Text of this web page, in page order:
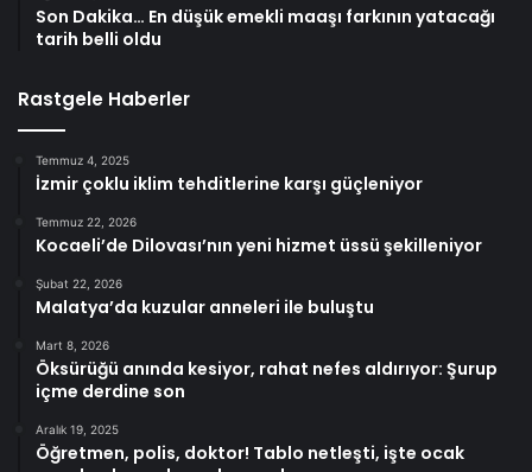
Son Dakika… En düşük emekli maaşı farkının yatacağı
tarih belli oldu
Rastgele Haberler
Temmuz 4, 2025
İzmir çoklu iklim tehditlerine karşı güçleniyor
Temmuz 22, 2026
Kocaeli’de Dilovası’nın yeni hizmet üssü şekilleniyor
Şubat 22, 2026
Malatya’da kuzular anneleri ile buluştu
Mart 8, 2026
Öksürüğü anında kesiyor, rahat nefes aldırıyor: Şurup
içme derdine son
Aralık 19, 2025
Öğretmen, polis, doktor! Tablo netleşti, işte ocak